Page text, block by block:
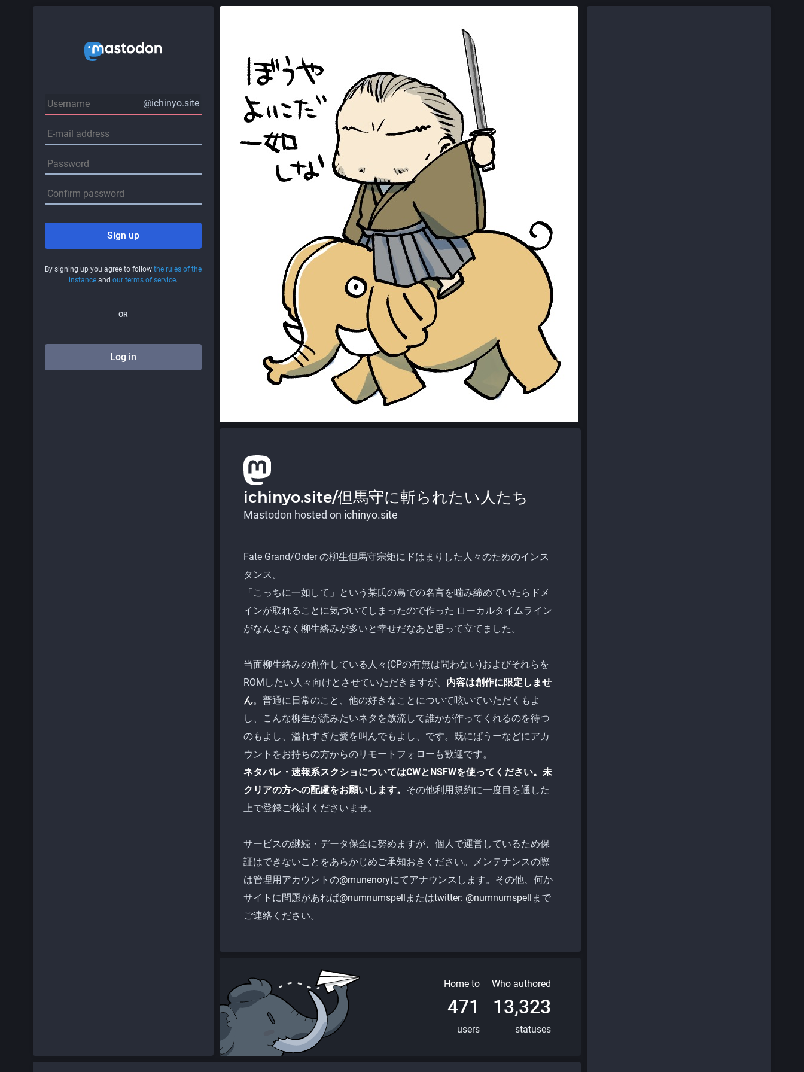
@ichinyo.site
Sign up
By signing up you agree to follow the rules of the
instanceand our terms of service.
OR
Log in
ichinyo.site/但馬守に斬られたい人たち
Mastodon hosted on ichinyo.site
Fate Grand/Order の柳生但馬守宗矩にドはまりした人々のためのインス
タンス。
「こっちに一如して」という某氏の鳥での名言を噛み締めていたらドメ
インが取れることに気づいてしまったので作ったローカルタイムライン
がなんとなく柳生絡みが多いと幸せだなあと思って立てました。
当面柳生絡みの創作している人々(CPの有無は問わない)およびそれらを
ROMしたい人々向けとさせていただきますが、 内容は創作に限定しませ
ん。普通に日常のこと、他の好きなことについて呟いていただくもよ
し、こんな柳生が読みたいネタを放流して誰かが作ってくれるのを待つ
のもよし、溢れすぎた愛を叫んでもよし、です。既にぱうーなどにアカ
ウントをお持ちの方からのリモートフォローも歓迎です。
ネタバレ・速報系スクショについてはCWとNSFWを使ってください。未
クリアの方への配慮をお願いします。 その他利用規約に一度目を通した
上で登録ご検討くださいませ。
サービスの継続・データ保全に努めますが、個人で運営しているため保
証はできないことをあらかじめご承知おきください。メンテナンスの際
は管理用アカウントの@munenoryにてアナウンスします。その他、何か
サイトに問題があれば@numnumspell またはtwitter: @numnumspell まで
ご連絡ください。
Home to
471
users
Who authored
13,323
statuses